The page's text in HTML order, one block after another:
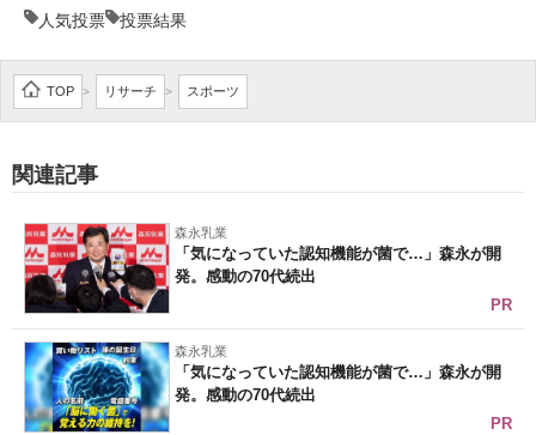
エレクトロニクス専門サイト
電子設計の基本と応用
エネルギーの専門メディア
建設×テクノロジーの最前線
ちょっと気になるネットの話題
人気投票 投票結果
TOP > リサーチ > スポーツ
関連記事
森永乳業
「気になっていた認知機能が菌で…」森永が開
発。感動の70代続出
PR
森永乳業
「気になっていた認知機能が菌で…」森永が開
発。感動の70代続出
PR